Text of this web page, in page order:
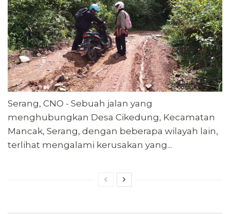
Serang, CNO - Sebuah jalan yang
menghubungkan Desa Cikedung, Kecamatan
Mancak, Serang, dengan beberapa wilayah lain,
terlihat mengalami kerusakan yang...